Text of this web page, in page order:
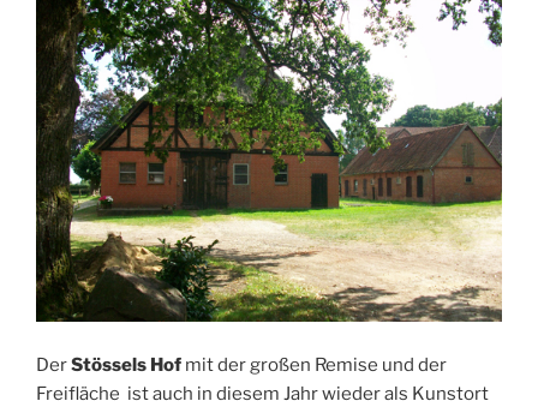
DerStössels Hof mit der großen Remise und der
Freifläche ist auch in diesem Jahr wieder als Kunstort